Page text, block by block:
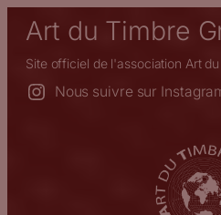
Aller
contenu
Art du Timbre
Site officiel de l'association Art
Nous suivre sur